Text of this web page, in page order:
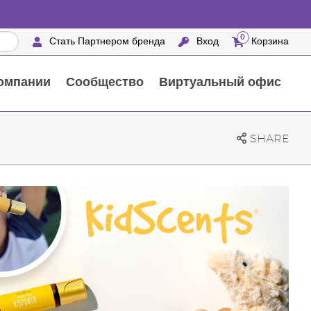
Стать Партнером бренда Вход 0 Корзина
Сообщество Виртуальный офис
SHARE